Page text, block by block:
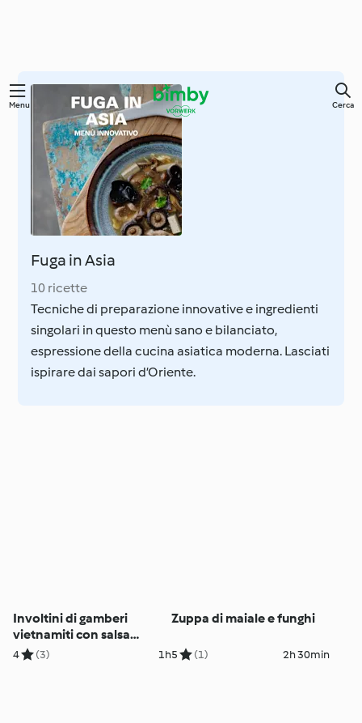
Vai
contenuto
principale
Menu Cerca
Fuga in Asia
10 ricette
Tecniche di preparazione innovative e ingredienti
singolari in questo menù sano e bilanciato,
espressione della cucina asiatica moderna. Lasciati
ispirare dai sapori d’Oriente.
Involtini di gamberi
vietnamiti con salsa
agrodolce
4 (3) 1h
Zuppa di maiale e funghi
5 (1) 2h 30min